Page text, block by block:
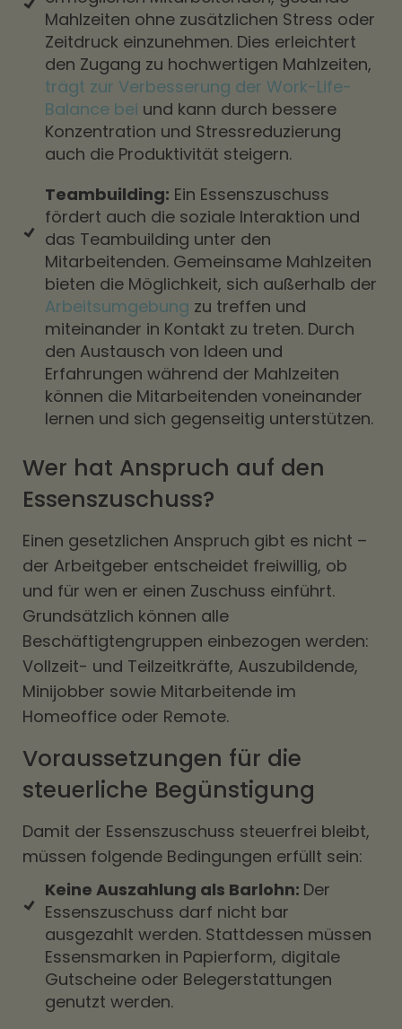
Mahlzeiten ohne zusätzlichen Stress oder
Zeitdruck einzunehmen. Dies erleichtert
den Zugang zu hochwertigen Mahlzeiten,
trägt zur Verbesserung der Work-Life-
Balance bei und kann durch bessere
Konzentration und Stressreduzierung
auch die Produktivität steigern.
Teambuilding: Ein Essenszuschuss
fördert auch die soziale Interaktion und
das Teambuilding unter den
Mitarbeitenden. Gemeinsame Mahlzeiten
bieten die Möglichkeit, sich außerhalb der
Arbeitsumgebung zu treffen und
miteinander in Kontakt zu treten. Durch
den Austausch von Ideen und
Erfahrungen während der Mahlzeiten
können die Mitarbeitenden voneinander
lernen und sich gegenseitig unterstützen.
Wer hat Anspruch auf den
Essenszuschuss?
Einen gesetzlichen Anspruch gibt es nicht –
der Arbeitgeber entscheidet freiwillig, ob
und für wen er einen Zuschuss einführt.
Grundsätzlich können alle
Beschäftigtengruppen einbezogen werden:
Vollzeit- und Teilzeitkräfte, Auszubildende,
Minijobber sowie Mitarbeitende im
Homeoffice oder Remote.
Voraussetzungen für die
steuerliche Begünstigung
Damit der Essenszuschuss steuerfrei bleibt,
müssen folgende Bedingungen erfüllt sein:
Keine Auszahlung als Barlohn: Der
Essenszuschuss darf nicht bar
ausgezahlt werden. Stattdessen müssen
Essensmarken in Papierform, digitale
Gutscheine oder Belegerstattungen
genutzt werden.